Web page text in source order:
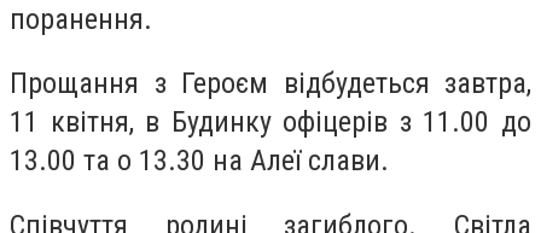
поранення.
Прощання з Героєм відбудеться завтра,
11 квітня, в Будинку офіцерів з 11.00 до
13.00 та о 13.30 на Алеї слави.
Співчуття родині загиблого. Світла